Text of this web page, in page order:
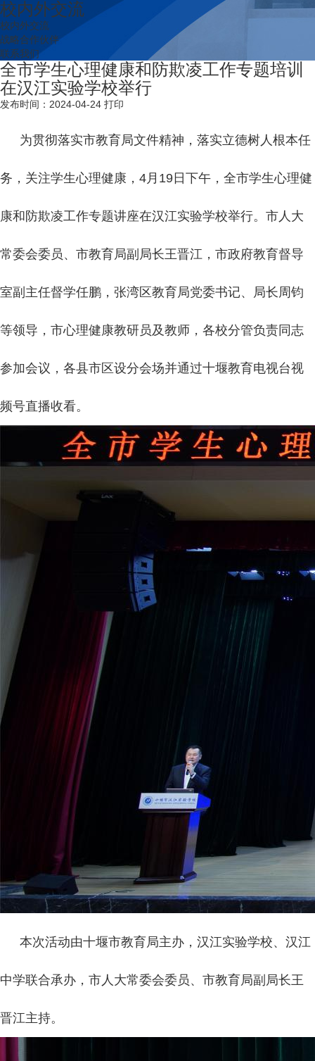
校内外交流
校内外交流
战略合作伙伴
联系我们
全市学生心理健康和防欺凌工作专题培训
在汉江实验学校举行
发布时间：2024-04-24 打印
为贯彻落实市教育局文件精神，落实立德树人根本任
务，关注学生心理健康，4月19日下午，全市学生心理健
康和防欺凌工作专题讲座在汉江实验学校举行。市人大
常委会委员、市教育局副局长王晋江，市政府教育督导
室副主任督学任鹏，张湾区教育局党委书记、局长周钧
等领导，市心理健康教研员及教师，各校分管负责同志
参加会议，各县市区设分会场并通过十堰教育电视台视
频号直播收看。
本次活动由十堰市教育局主办，汉江实验学校、汉江
中学联合承办，市人大常委会委员、市教育局副局长王
晋江主持。